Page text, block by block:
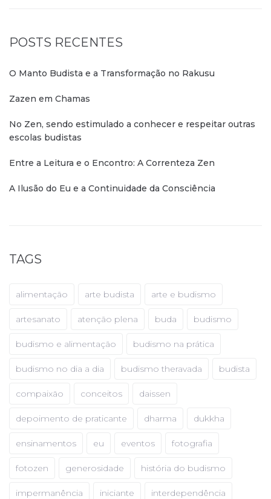
POSTS RECENTES
O Manto Budista e a Transformação no Rakusu
Zazen em Chamas
No Zen, sendo estimulado a conhecer e respeitar outras
escolas budistas
Entre a Leitura e o Encontro: A Correnteza Zen
A Ilusão do Eu e a Continuidade da Consciência
TAGS
alimentação arte budista arte e budismo
artesanato atenção plena buda budismo
budismo e alimentação budismo na prática
budismo no dia a dia budismo theravada budista
compaixão conceitos daissen
depoimento de praticante dharma dukkha
ensinamentos eu eventos fotografia
fotozen generosidade história do budismo
impermanência iniciante interdependência